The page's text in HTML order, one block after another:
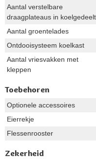
Aantal verstelbare
draagplateaus in
Aantal groentelades
Ontdooisysteem koelkast
Aantal vriesvakken met
kleppen
Toebehoren
Optionele accessoires
Eierrekje
Flessenrooster
Zekerheid